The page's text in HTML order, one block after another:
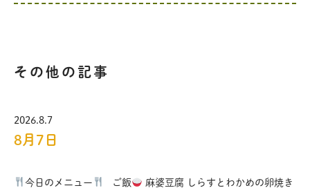
その他の記事
2026.8.7
8月7日
今日のメニュー ご飯
麻婆豆腐 しらすとわかめの卵焼き